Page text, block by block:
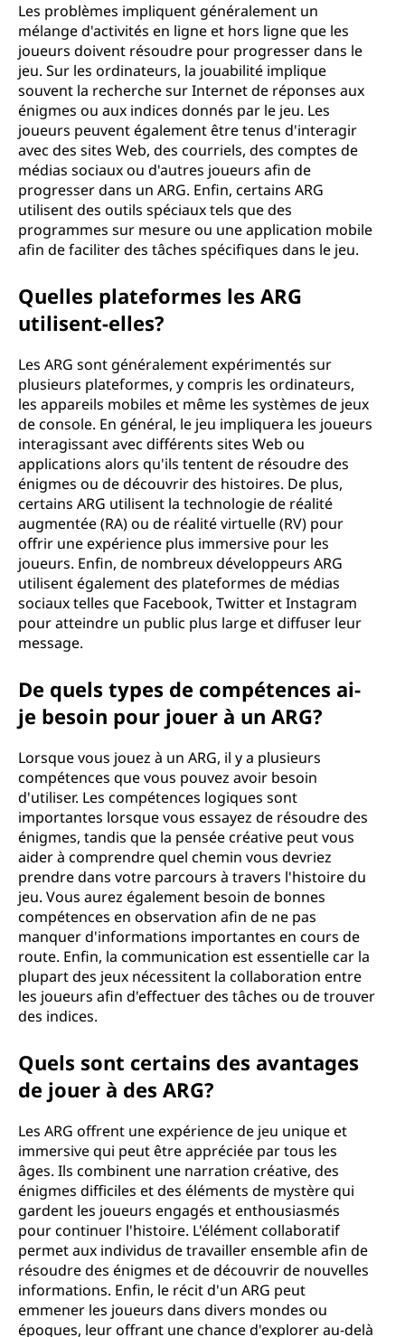
Les problèmes impliquent généralement un
mélange d'activités en ligne et hors ligne que les
joueurs doivent résoudre pour progresser dans le
jeu. Sur les ordinateurs, la jouabilité implique
souvent la recherche sur Internet de réponses aux
énigmes ou aux indices donnés par le jeu. Les
joueurs peuvent également être tenus d'interagir
avec des sites Web, des courriels, des comptes de
médias sociaux ou d'autres joueurs afin de
progresser dans un ARG. Enfin, certains ARG
utilisent des outils spéciaux tels que des
programmes sur mesure ou une application mobile
afin de faciliter des tâches spécifiques dans le jeu.
Quelles plateformes les ARG
utilisent-elles?
Les ARG sont généralement expérimentés sur
plusieurs plateformes, y compris les ordinateurs,
les appareils mobiles et même les systèmes de jeux
de console. En général, le jeu impliquera les joueurs
interagissant avec différents sites Web ou
applications alors qu'ils tentent de résoudre des
énigmes ou de découvrir des histoires. De plus,
certains ARG utilisent la technologie de réalité
augmentée (RA) ou de réalité virtuelle (RV) pour
offrir une expérience plus immersive pour les
joueurs. Enfin, de nombreux développeurs ARG
utilisent également des plateformes de médias
sociaux telles que Facebook, Twitter et Instagram
pour atteindre un public plus large et diffuser leur
message.
De quels types de compétences ai-
je besoin pour jouer à un ARG?
Lorsque vous jouez à un ARG, il y a plusieurs
compétences que vous pouvez avoir besoin
d'utiliser. Les compétences logiques sont
importantes lorsque vous essayez de résoudre des
énigmes, tandis que la pensée créative peut vous
aider à comprendre quel chemin vous devriez
prendre dans votre parcours à travers l'histoire du
jeu. Vous aurez également besoin de bonnes
compétences en observation afin de ne pas
manquer d'informations importantes en cours de
route. Enfin, la communication est essentielle car la
plupart des jeux nécessitent la collaboration entre
les joueurs afin d'effectuer des tâches ou de trouver
des indices.
Quels sont certains des avantages
de jouer à des ARG?
Les ARG offrent une expérience de jeu unique et
immersive qui peut être appréciée par tous les
âges. Ils combinent une narration créative, des
énigmes difficiles et des éléments de mystère qui
gardent les joueurs engagés et enthousiasmés
pour continuer l'histoire. L'élément collaboratif
permet aux individus de travailler ensemble afin de
résoudre des énigmes et de découvrir de nouvelles
informations. Enfin, le récit d'un ARG peut
emmener les joueurs dans divers mondes ou
époques, leur offrant une chance d'explorer au-delà